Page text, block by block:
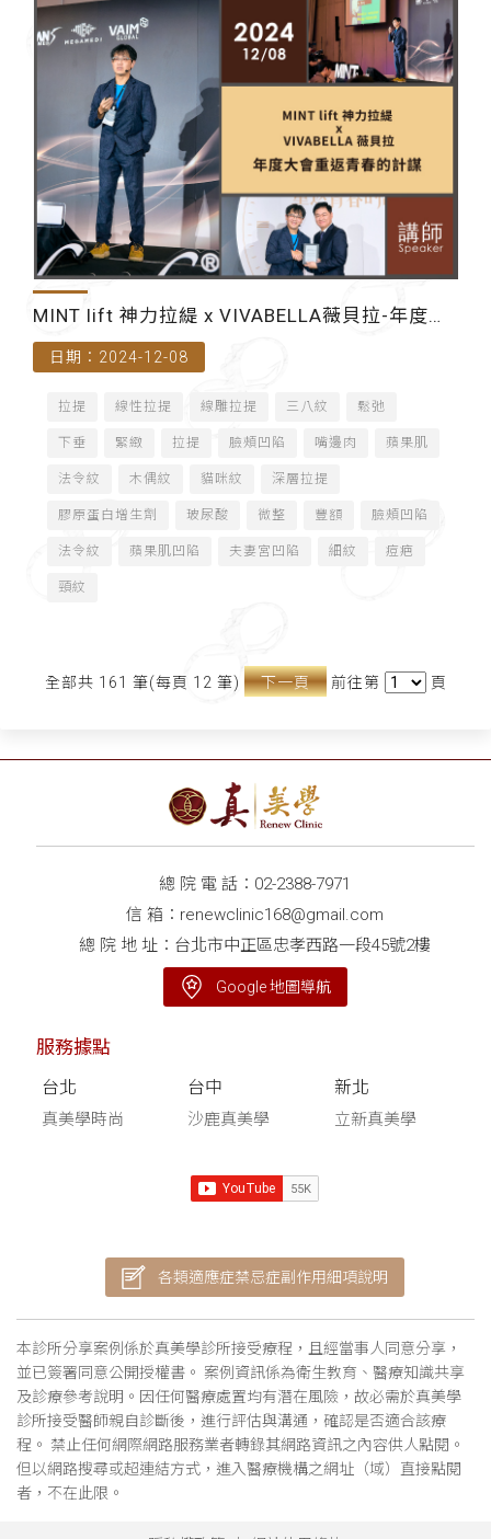
MINT lift 神力拉緹 x VIVABELLA薇貝拉-年度大
會重返青春的計謀-講師
日期：2024-12-08
拉提 線性拉提 線雕拉提 三八紋 鬆弛
下垂 緊緻 拉提 臉頰凹陷 嘴邊肉 蘋果肌
法令紋 木偶紋 貓咪紋 深層拉提
膠原蛋白增生劑 玻尿酸 微整 豐額 臉頰凹陷
法令紋 蘋果肌凹陷 夫妻宮凹陷 細紋 痘疤
頸紋
全部共 161 筆(每頁 12 筆) 下一頁 前往第 頁
總 院 電 話： 02-2388-7971
信 箱： renewclinic168@gmail.com
總 院 地 址：台北市中正區忠孝西路一段45號2樓
Google 地圖導航
服務據點
台北
真美學時尚
台中
沙鹿真美學
新北
立新真美學
各類適應症禁忌症副作用細項說明
本診所分享案例係於真美學診所接受療程，且經當事人同意分享，
並已簽署同意公開授權書。 案例資訊係為衛生教育、醫療知識共享
及診療參考說明。因任何醫療處置均有潛在風險，故必需於真美學
診所接受醫師親自診斷後，進行評估與溝通，確認是否適合該療
程。 禁止任何網際網路服務業者轉錄其網路資訊之內容供人點閱。
但以網路搜尋或超連結方式，進入醫療機構之網址（域）直接點閱
者，不在此限。